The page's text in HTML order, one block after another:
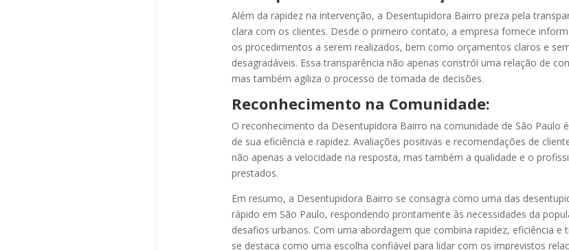
Além da rapidez na intervenção, a Desentupidora Bairro preza pela
clara com os clientes. Desde o primeiro contato, a empresa fornece
os procedimentos a serem realizados, bem como orçamentos claros e
desagradáveis. Essa transparência não apenas constrói uma relação de
mas também agiliza o processo de tomada de decisões.
Reconhecimento na Comunidade:
O reconhecimento da Desentupidora Bairro na comunidade de São Paulo
de sua eficiência e rapidez. Avaliações positivas e recomendações de
não apenas a velocidade na resposta, mas também a qualidade e o
prestados.
Em resumo, a Desentupidora Bairro se consagra como uma das
rápido em São Paulo, respondendo prontamente às necessidades da
desafios urbanos. Com uma abordagem que combina rapidez, eficiência e
se destaca como uma escolha confiável para lidar com os imprevistos